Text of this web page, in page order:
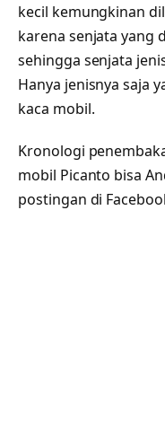
kecil kemungkinan
karena senjata yang
sehingga senjata
Hanya jenisnya saja
kaca mobil.
Kronologi
mobil Picanto bisa
postingan di